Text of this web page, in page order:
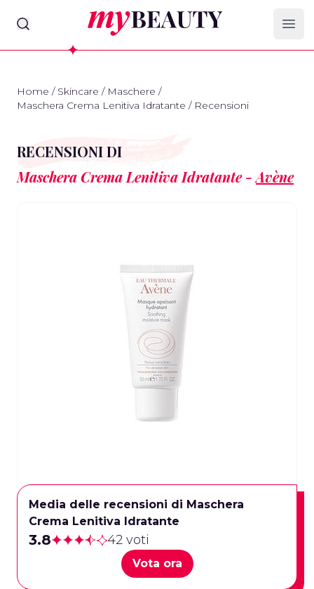
myBeauty
Home / Skincare / Maschere /
Maschera Crema Lenitiva Idratante / Recensioni
RECENSIONI DI
Maschera Crema Lenitiva Idratante -Avène
Media delle recensioni di Maschera
Crema Lenitiva Idratante
3.8 42 voti
Vota ora